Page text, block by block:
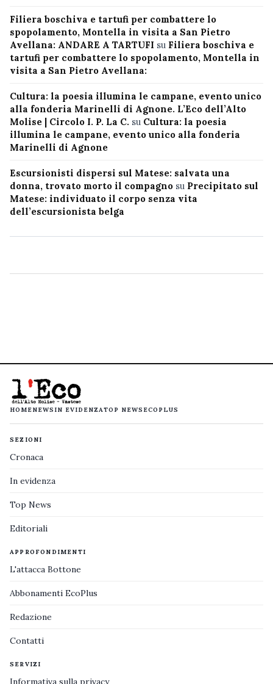
Filiera boschiva e tartufi per combattere lo
spopolamento, Montella in visita a San Pietro
Avellana: ANDARE A TARTUFI su Filiera boschiva e
tartufi per combattere lo spopolamento, Montella in
visita a San Pietro Avellana:
Cultura: la poesia illumina le campane, evento unico
alla fonderia Marinelli di Agnone. L’Eco dell’Alto
Molise | Circolo I. P. La C. su Cultura: la poesia
illumina le campane, evento unico alla fonderia
Marinelli di Agnone
Escursionisti dispersi sul Matese: salvata una
donna, trovato morto il compagno su Precipitato sul
Matese: individuato il corpo senza vita
dell’escursionista belga
HOMENEWS IN EVIDENZATOP NEWS ECOPLUS
SEZIONI
Cronaca
In evidenza
Top News
Editoriali
APPROFONDIMENTI
L'attacca Bottone
Abbonamenti EcoPlus
Redazione
Contatti
SERVIZI
Informativa sulla privacy